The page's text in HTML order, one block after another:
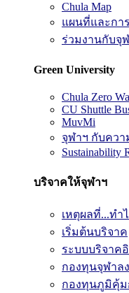
Chula Map
แผนที่และกา
ร่วมงานกับจุ
Green University
Chula Zero
CU Shuttle
MuvMi
จุฬาฯ กับควา
Sustainability
บริจาคให้จุฬาฯ
เหตุผลที่...ทำ
เริ่มต้นบริจาค
ระบบบริจาค
กองทุนจุฬาล
กองทุนภูมิคุ้ม